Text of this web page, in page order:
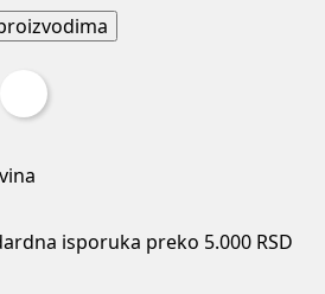
Pinterest
isporuka preko 5.000 RSD